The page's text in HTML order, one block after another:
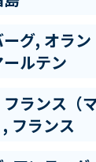
グ, オラン
ルテン
ランス（
フランス